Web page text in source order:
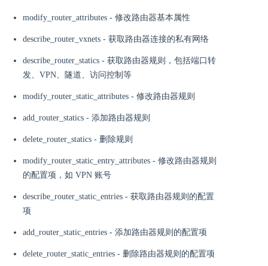
modify_router_attributes - 修改路由器基本属性
describe_router_vxnets - 获取路由器连接的私有网络
describe_router_statics - 获取路由器规则，包括端口转
发、VPN、隧道、访问控制等
modify_router_static_attributes - 修改路由器规则
add_router_statics - 添加路由器规则
delete_router_statics - 删除规则
modify_router_static_entry_attributes - 修改路由器规则
的配置项，如 VPN 账号
describe_router_static_entries - 获取路由器规则的配置
项
add_router_static_entries - 添加路由器规则的配置项
delete_router_static_entries - 删除路由器规则的配置项